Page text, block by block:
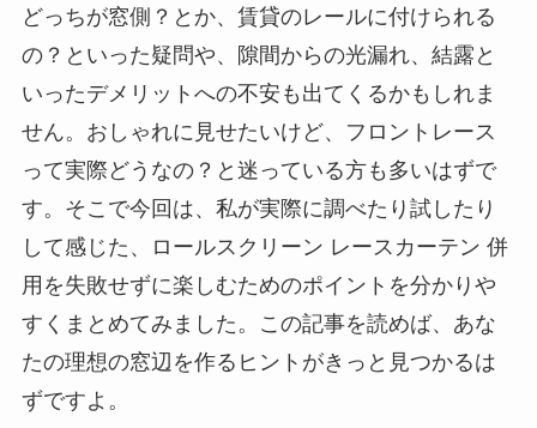
どっちが窓側？とか、賃貸のレールに付けられる
の？といった疑問や、隙間からの光漏れ、結露と
いったデメリットへの不安も出てくるかもしれま
せん。おしゃれに見せたいけど、フロントレース
って実際どうなの？と迷っている方も多いはずで
す。そこで今回は、私が実際に調べたり試したり
して感じた、ロールスクリーン レースカーテン 併
用を失敗せずに楽しむためのポイントを分かりや
すくまとめてみました。この記事を読めば、あな
たの理想の窓辺を作るヒントがきっと見つかるは
ずですよ。